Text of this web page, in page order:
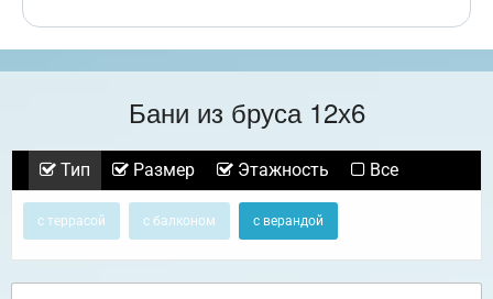
Бани из бруса 12х6
Тип Размер Этажность Все
с террасой с балконом с верандой